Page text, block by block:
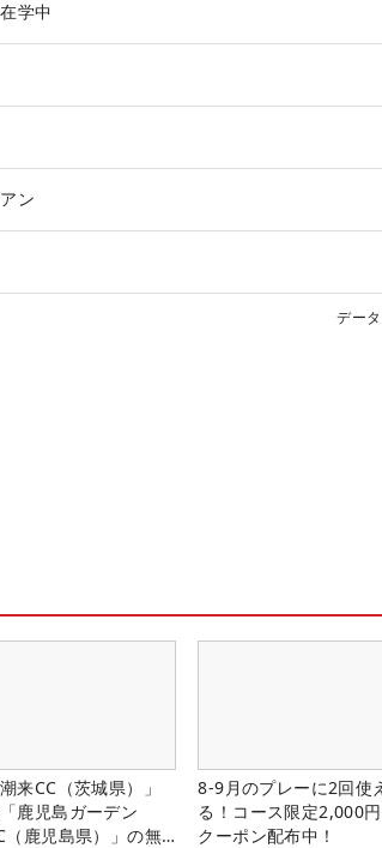
学中
ン
デー
潮来CC（茨城県）」
鹿児島ガーデン
（鹿児島県）」の無
8-9月のプレーに2回使
る！コース限定2,000円
クーポン配布中！